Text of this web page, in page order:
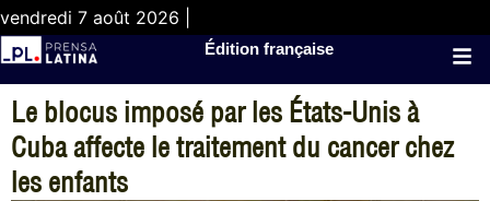
vendredi 7 août 2026 |
Édition française
Le blocus imposé par les États-Unis à
Cuba affecte le traitement du cancer chez
les enfants